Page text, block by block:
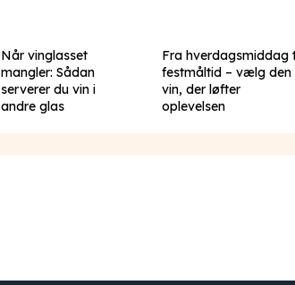
Når vinglasset
mangler: Sådan
serverer du vin i
andre glas
Fra hverdagsmiddag
festmåltid – vælg den
vin, der løfter
oplevelsen